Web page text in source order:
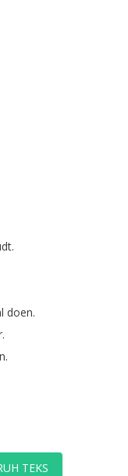
.
doen.
.
.
TEKS